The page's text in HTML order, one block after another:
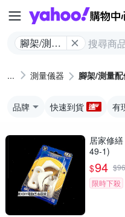
腳架/測量
測量儀器 腳架/測量
品牌 快速到貨 有
居家修
49-1)
$94 $96
限時下殺